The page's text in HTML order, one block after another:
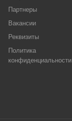
Партнеры
Вакансии
Реквизиты
Политика
конфиденциальности